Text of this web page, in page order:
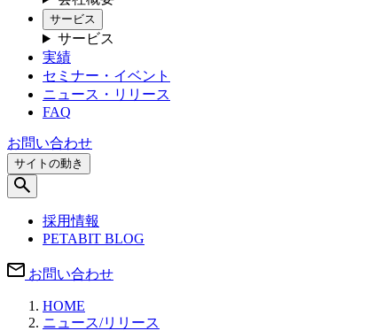
サービス
サービス
実績
セミナー・イベント
ニュース・リリース
FAQ
お問い合わせ
サイトの動き
採用情報
PETABIT BLOG
お問い合わせ
HOME
ニュース/リリース